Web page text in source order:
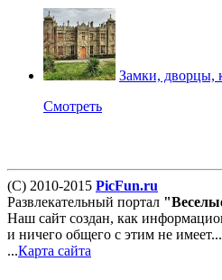
Замки, дворцы,
Смотреть
(С) 2010-2015 PicFun.ru
Развлекательный портал
Наш сайт создан, как
и ничего общего с этим не имеет...
...Карта сайта